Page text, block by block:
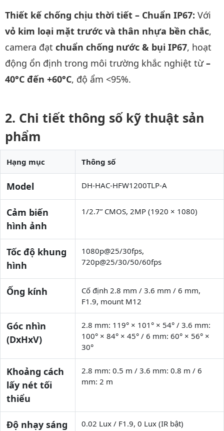
Thiết kế chống chịu thời tiết – Chuẩn IP67: Với
vỏ kim loại mặt trước và thân nhựa bền chắc,
camera đạt chuẩn chống nước & bụi IP67, hoạt
động ổn định trong môi trường khắc nghiệt từ–
40°C đến +60°C, độ ẩm <95%.
Chi tiết thông số kỹ thuật sản
phẩm
Hạng mục Thông số
Model DH-HAC-HFW1200TLP-A
Cảm biến
hình ảnh
1/2.7” CMOS, 2MP (1920 × 1080)
Tốc độ khung
hình
1080p@25/30fps,
720p@25/30/50/60fps
Ống kính
Cố định 2.8 mm / 3.6 mm / 6 mm,
F1.9, mount M12
Góc nhìn
(DxHxV)
2.8 mm: 119° × 101° × 54° / 3.6 mm:
100° × 84° × 45° / 6 mm: 60° × 56° ×
30°
Khoảng cách
lấy nét tối
thiểu
2.8 mm: 0.5 m / 3.6 mm: 0.8 m / 6
mm: 2 m
Độ nhạy sáng 0.02 Lux / F1.9, 0 Lux (IR bật)